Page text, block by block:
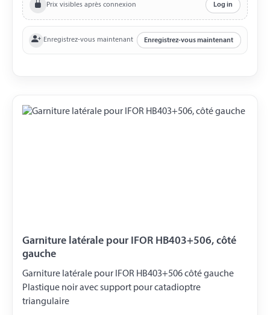
Prix visibles après connexion Log in
Enregistrez-vous maintenant Enregistrez-vous maintenant
Garniture latérale pour IFOR HB403+506, côté
gauche
Garniture latérale pour IFOR HB403+506 côté gauche
Plastique noir avec support pour catadioptre
triangulaire